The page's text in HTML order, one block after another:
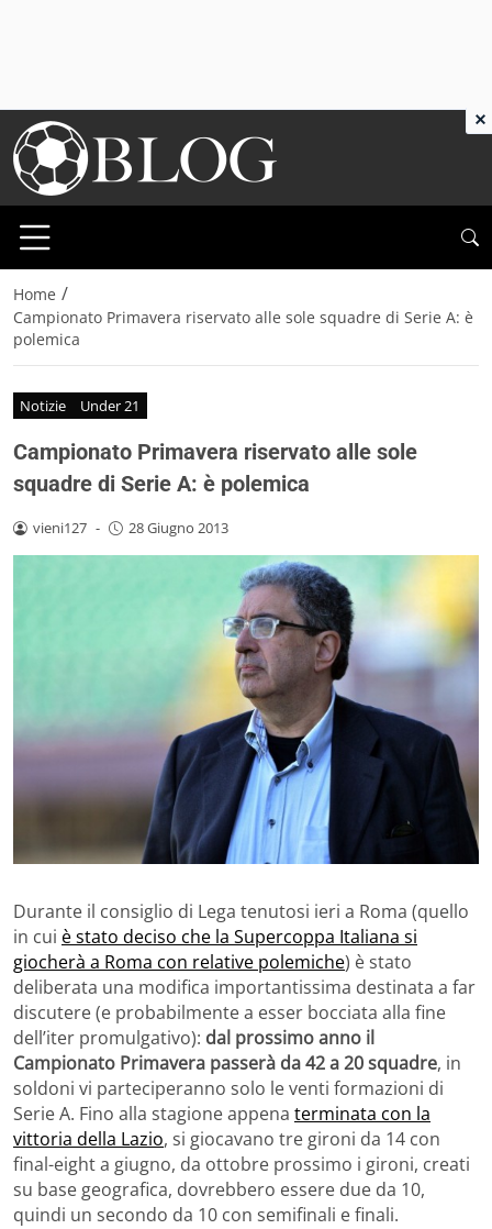
Home /
Campionato Primavera riservato alle sole squadre di Serie A: è
polemica
Notizie Under 21
Campionato Primavera riservato alle sole
squadre di Serie A: è polemica
vieni127 - 28 Giugno 2013
Durante il consiglio di Lega tenutosi ieri a Roma (quello
in cui è stato deciso che la Supercoppa Italiana si
giocherà a Roma con relative polemiche) è stato
deliberata una modifica importantissima destinata a far
discutere (e probabilmente a esser bocciata alla fine
dell’iter promulgativo): dal prossimo anno il
Campionato Primavera passerà da 42 a 20 squadre, in
soldoni vi parteciperanno solo le venti formazioni di
Serie A. Fino alla stagione appena terminata con la
vittoria della Lazio, si giocavano tre gironi da 14 con
final-eight a giugno, da ottobre prossimo i gironi, creati
su base geografica, dovrebbero essere due da 10,
quindi un secondo da 10 con semifinali e finali.
×